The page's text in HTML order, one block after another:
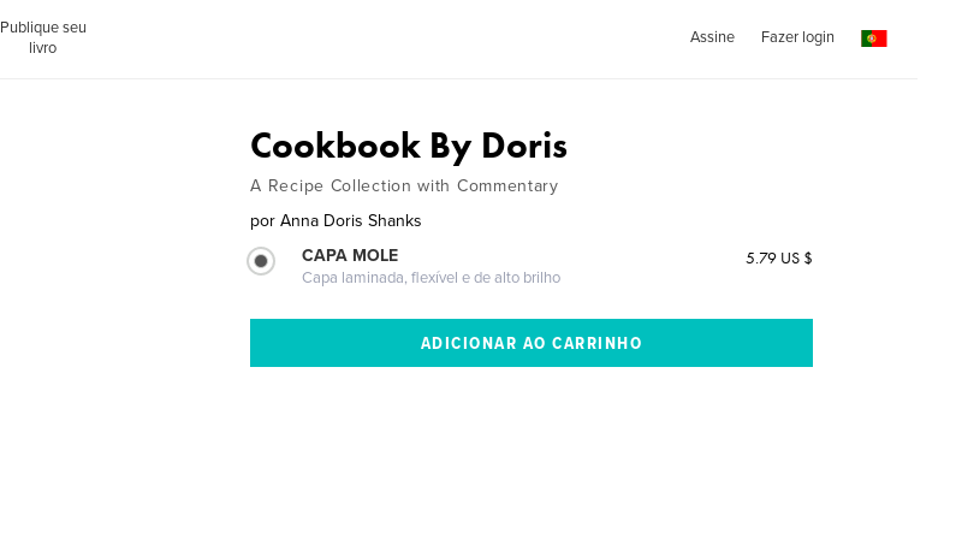
Publique seu
livro
Assine Fazer login
Cookbook By Doris
A Recipe Collection with Commentary
por Anna Doris Shanks
CAPA MOLE
Capa laminada, flexível e de alto brilho
5.79 US $